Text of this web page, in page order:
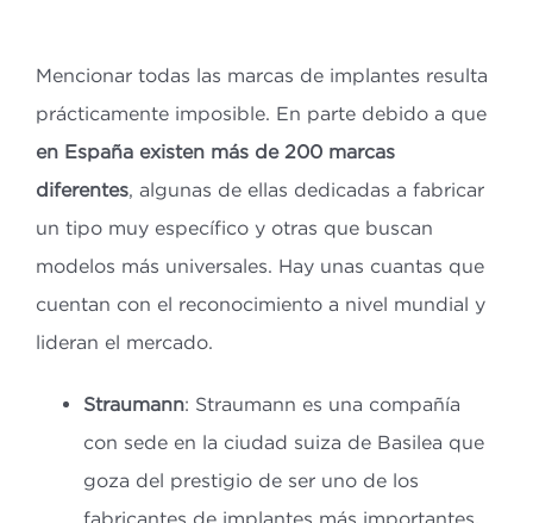
Mencionar todas las marcas de implantes resulta
prácticamente imposible. En parte debido a que
en España existen más de 200 marcas
diferentes, algunas de ellas dedicadas a fabricar
un tipo muy específico y otras que buscan
modelos más universales. Hay unas cuantas que
cuentan con el reconocimiento a nivel mundial y
lideran el mercado.
Straumann: Straumann es una compañía
con sede en la ciudad suiza de Basilea que
goza del prestigio de ser uno de los
fabricantes de implantes más importantes.